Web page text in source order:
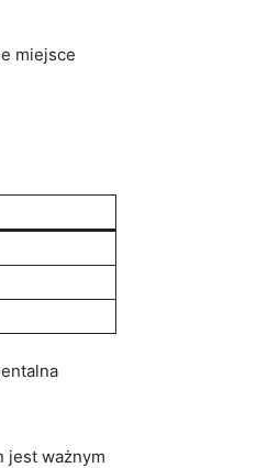
miejsce
jest ważnym